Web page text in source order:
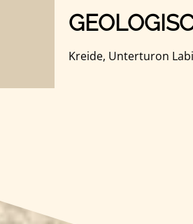
Kreide, Unterturon